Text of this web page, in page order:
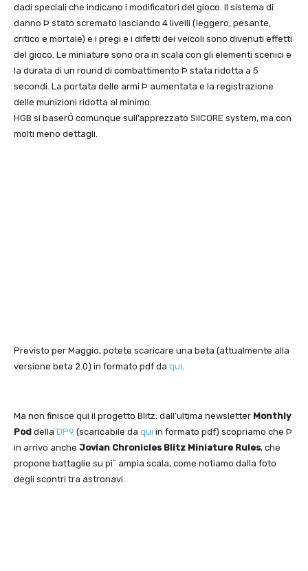
dadi speciali che indicano i modificatori del gioco. Il sistema di
danno Þ stato scremato lasciando 4 livelli (leggero, pesante,
critico e mortale) e i pregi e i difetti dei veicoli sono divenuti effetti
del gioco. Le miniature sono ora in scala con gli elementi scenici e
la durata di un round di combattimento Þ stata ridotta a 5
secondi. La portata delle armi Þ aumentata e la registrazione
delle munizioni ridotta al minimo.
HGB si baserÓ comunque sull’apprezzato SilCORE system, ma con
molti meno dettagli.
Previsto per Maggio, potete scaricare una beta (attualmente alla
versione beta 2.0) in formato pdf da qui.
Ma non finisce qui il progetto Blitz: dall’ultima newsletter Monthly
Pod della DP9 (scaricabile da qui in formato pdf) scopriamo che Þ
in arrivo anche Jovian Chronicles Blitz Miniature Rules, che
propone battaglie su pi¨ ampia scala, come notiamo dalla foto
degli scontri tra astronavi.